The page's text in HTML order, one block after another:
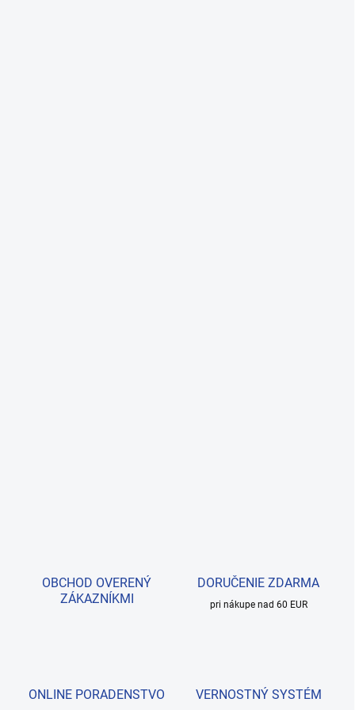
OBCHOD OVERENÝ
ZÁKAZNÍKMI
DORUČENIE ZDARMA
pri nákupe nad 60 EUR
ONLINE PORADENSTVO VERNOSTNÝ SYSTÉM